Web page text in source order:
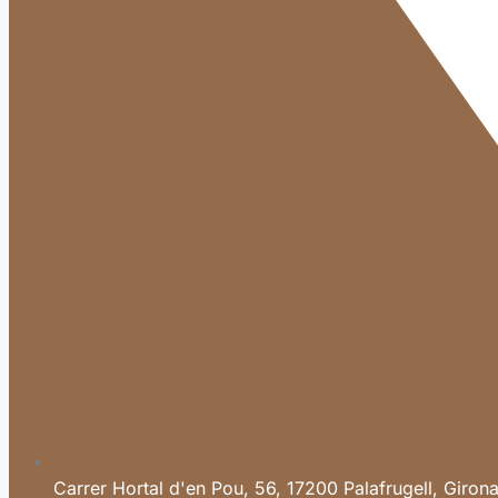
Carrer Hortal d'en Pou, 56, 17200 Palafrugell, Girona